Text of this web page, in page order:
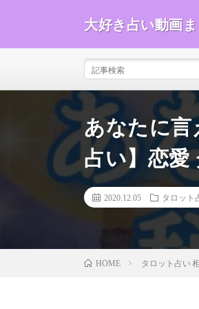
大好き占い動画
あなたに言
占い】恋愛
2020.12.05 タロット
HOME タロット占い